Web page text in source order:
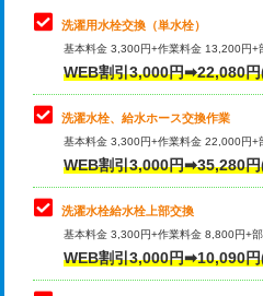
給水管工事※（ライニング鋼管・
管・ポリ管・HT管使用/3ｍ超え)
排水管工事（土の掘削・埋め戻し
業）
排水管工事（排水管工事/3ｍまで
排水管工事（追加 排水管工事/3
え）
マス交換（土の掘削・埋め戻し作
理・調整・分解・加工など（中作
止水・漏水調査・防水処理・清掃
理・調整・分解・加工など（重作
キッチンタンク脱着
その他部品の脱着
交換・取付（タンク）
交換・取付(単水栓（壁付・デッキ
式）)
洗濯用水栓交換（単水栓）
基本料金 3,300円+作業料金 13,200円
WEB割引3,000円➡22,080
洗濯水栓、給水ホース交換作業
基本料金 3,300円+作業料金 22,000円
WEB割引3,000円➡35,280
洗濯水栓給水栓上部交換
基本料金 3,300円+作業料金 8,800円+
WEB割引3,000円➡10,090